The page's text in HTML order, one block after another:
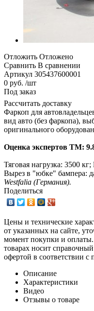
Отложить Отложено
Сравнить В сравнении
Артикул 305437600001
0 руб. /шт
Под заказ
Рассчитать доставку
Фаркоп для
вид авто (без фаркопа),
оригинального
Оценка экспертов ТМ:
Тяговая нагрузка: 3500
Вырез в "юбке" бампера:
Westfalia (Германия).
Поделиться
Цены и технические
от указанных на сайте,
момент покупки и
товарах носит
офертой в соответствии
Описание
Характеристики
Видео
Отзывы о товаре